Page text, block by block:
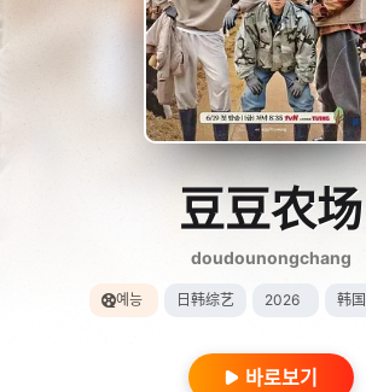
豆豆农场
doudounongchang
예능 日韩综艺 2026 韩国
바로보기